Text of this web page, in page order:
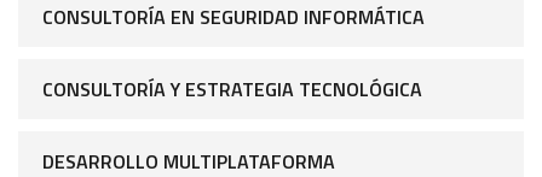
CONSULTORÍA EN SEGURIDAD INFORMÁTICA
CONSULTORÍA Y ESTRATEGIA TECNOLÓGICA
DESARROLLO MULTIPLATAFORMA